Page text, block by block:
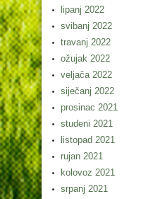
lipanj 2022
svibanj 2022
travanj 2022
ožujak 2022
veljača 2022
siječanj 2022
prosinac 2021
studeni 2021
listopad 2021
rujan 2021
kolovoz 2021
srpanj 2021